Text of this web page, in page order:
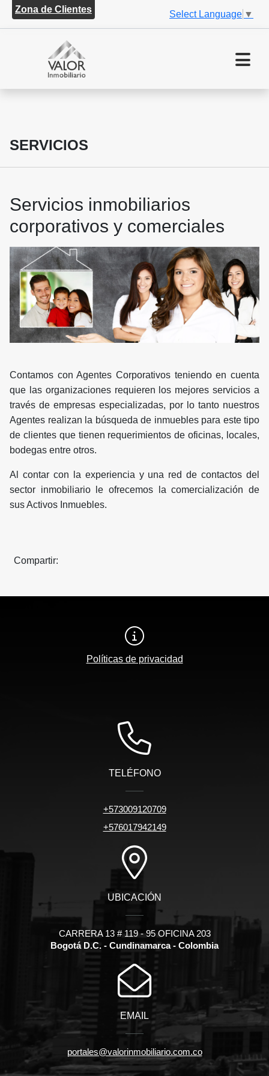
Zona de Clientes Select Language ▼
SERVICIOS
Servicios inmobiliarios
corporativos y comerciales
Contamos con Agentes Corporativos teniendo en cuenta
que las organizaciones requieren los mejores servicios a
través de empresas especializadas, por lo tanto nuestros
Agentes realizan la búsqueda de inmuebles para este tipo
de clientes que tienen requerimientos de oficinas, locales,
bodegas entre otros.
Al contar con la experiencia y una red de contactos del
sector inmobiliario le ofrecemos la comercialización de
sus Activos Inmuebles.
Compartir:
Políticas de privacidad
TELÉFONO
+573009120709
+576017942149
UBICACIÓN
CARRERA 13 # 119 - 95 OFICINA 203
Bogotá D.C. - Cundinamarca - Colombia
EMAIL
portales@valorinmobiliario.com.co